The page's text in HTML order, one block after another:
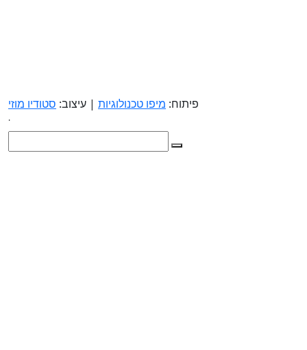
פיתוח: מיפו טכנולוגיות | עיצוב: סטודיו מוזי
.